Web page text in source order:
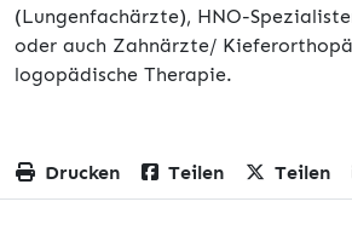
(Lungenfachärzte), HNO-
oder auch Zahnärzte/
logopädische Therapie.
Drucken Teilen Teilen